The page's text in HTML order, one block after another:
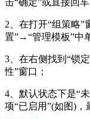
击“确定”或直接回
2、在打开“组策略”
置”→“管理模板”中
3、在右侧找到“锁
性”窗口；
4、默认状态下是“
项“已启用”(如图)，